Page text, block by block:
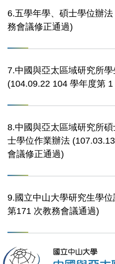
6.五學年學、碩士學位辦
務會議修正通過)
7.中國與亞太區域研究所
(104.09.22 104 學年度第
8.中國與亞太區域研究所
士學位作業辦法
會議修正通過)
9.國立中山大學研究生學
第171 次教務會議通過)